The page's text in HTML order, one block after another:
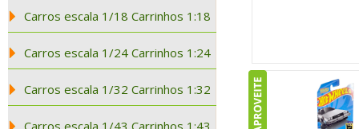
Carros escala 1/18 Carrinhos 1:18
Carros escala 1/24 Carrinhos 1:24
Carros escala 1/32 Carrinhos 1:32
Carros escala 1/43 Carrinhos 1:43